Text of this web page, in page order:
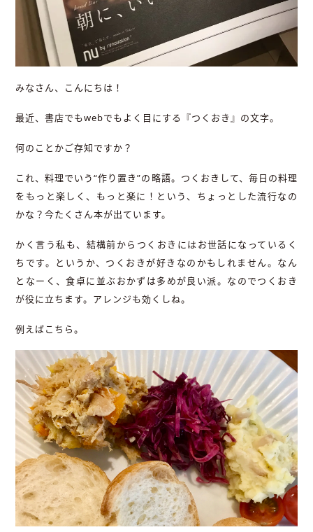
みなさん、こんにちは！
最近、書店でもwebでもよく目にする『つくおき』の文字。
何のことかご存知ですか？
これ、料理でいう“作り置き”の略語。つくおきして、毎日の料理
をもっと楽しく、もっと楽に！という、ちょっとした流行なの
かな？今たくさん本が出ています。
かく言う私も、結構前からつくおきにはお世話になっているく
ちです。というか、つくおきが好きなのかもしれません。なん
となーく、食卓に並ぶおかずは多めが良い派。なのでつくおき
が役に立ちます。アレンジも効くしね。
例えばこちら。